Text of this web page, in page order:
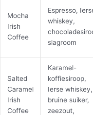
Mocha
Irish
Coffee
Espresso,
whiskey,
slagroom
Salted
Caramel
Irish
Coffee
Karamel-
koffiesiroop,
Ierse whiskey,
bruine suiker,
zeezout,